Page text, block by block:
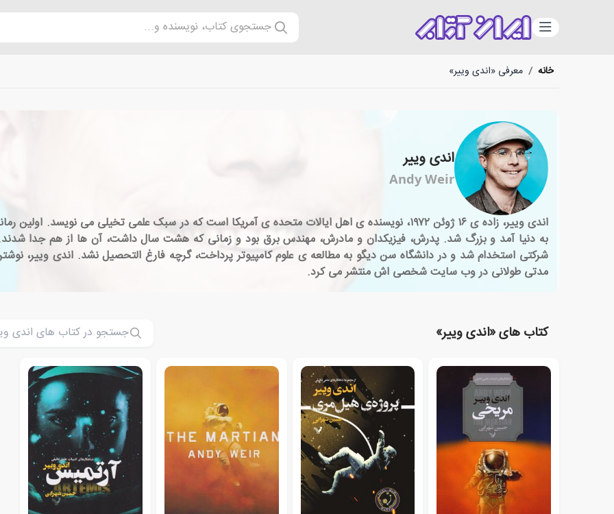
دسته‌بندی جستجوی کتاب، نویسنده و...
خانه / معرفی «اندی وییر»
اندی وییر
Andy Weir
اندی وییر، زاده ی ۱۶ ژوئن ۱۹۷۲، نویسنده ی اهل ایالات متحده ی آمریکا است که در سبک علمی تخیلی می
به دنیا آمد و بزرگ شد. پدرش، فیزیکدان و مادرش، مهندس برق بود و زمانی که هشت سال داشت، آن ها از هم جدا شدند.
شرکتی استخدام شد و در دانشگاه سن دیگو به مطالعه ی علوم کامپیوتر پرداخت، گرچه فارغ التحصیل نشد. اندی وییر،
مدتی طولانی در وب سایت شخصی اش منتشر می کرد.
کتاب های «اندی وییر»